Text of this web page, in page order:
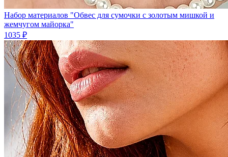
Набор материалов "Обвес для сумочки с золотым мишкой и
жемчугом майорка"
1035 ₽